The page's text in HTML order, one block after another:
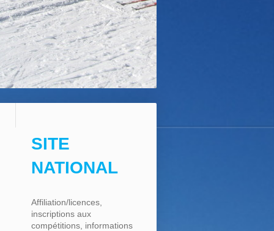
SITE
NATIONAL
Affiliation/licences,
inscriptions aux
compétitions, informations